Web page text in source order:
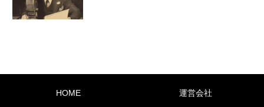
HOME 運営会社